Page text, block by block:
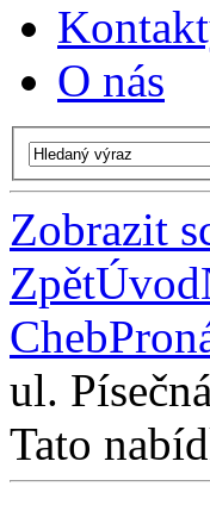
O nás
Zobrazit
ZpětÚvod
Cheb
ul.
Tato